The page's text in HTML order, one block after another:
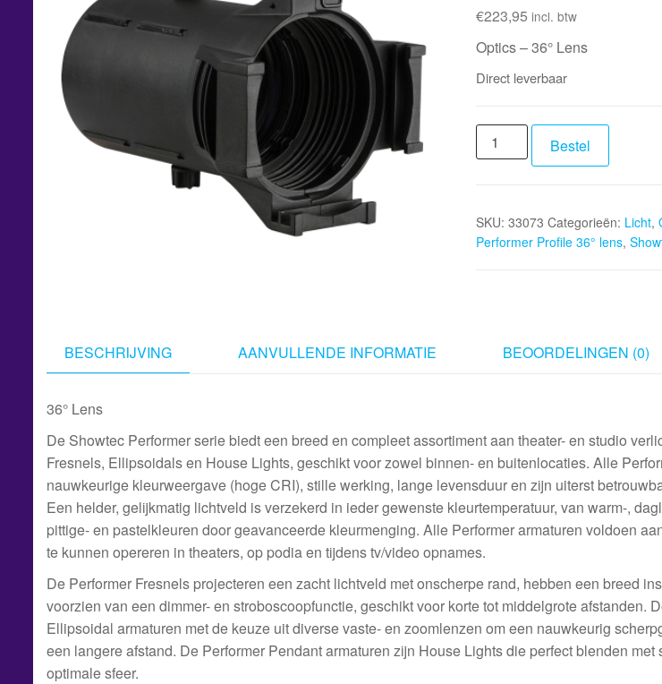
€223,95 incl. btw
Optics – 36° Lens
Direct leverbaar
SHOWTEC
Lens
Profile
36°
Bestel
SKU: 33073 Categorieën: Licht,
Performer Profile 36° lens,
BESCHRIJVING AANVULLENDE INFORMATIE BEOORDELINGEN (0)
36° Lens
De Showtec Performer serie biedt een breed en compleet assortiment aan theater- en studio
Fresnels, Ellipsoidals en House Lights, geschikt voor zowel binnen- en buitenlocaties. Alle
nauwkeurige kleurweergave (hoge CRI), stille werking, lange levensduur en zijn uiterst
Een helder, gelijkmatig lichtveld is verzekerd in ieder gewenste kleurtemperatuur, van warm-,
pittige- en pastelkleuren door geavanceerde kleurmenging. Alle Performer armaturen voldoen
te kunnen opereren in theaters, op podia en tijdens tv/video opnames.
De Performer Fresnels projecteren een zacht lichtveld met onscherpe rand, hebben een breed
voorzien van een dimmer- en stroboscoopfunctie, geschikt voor korte tot middelgrote afstanden.
Ellipsoidal armaturen met de keuze uit diverse vaste- en zoomlenzen om een nauwkeurig
een langere afstand. De Performer Pendant armaturen zijn House Lights die perfect blenden
optimale sfeer.